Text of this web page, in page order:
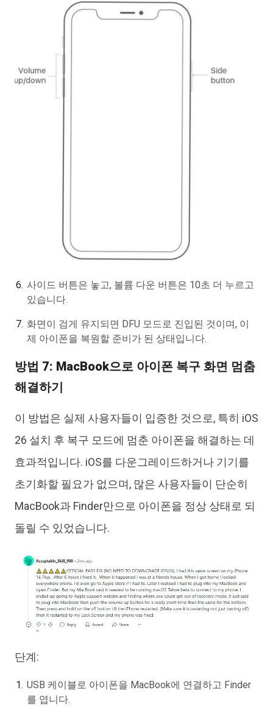
사이드 버튼은 놓고, 볼륨 다운 버튼은 10초 더 누르고
있습니다.
화면이 검게 유지되면 DFU 모드로 진입된 것이며, 이
제 아이폰을 복원할 준비가 된 상태입니다.
방법 7: MacBook으로 아이폰 복구 화면 멈춤
해결하기
이 방법은 실제 사용자들이 입증한 것으로, 특히 iOS
26 설치 후 복구 모드에 멈춘 아이폰을 해결하는 데
효과적입니다. iOS를 다운그레이드하거나 기기를
초기화할 필요가 없으며, 많은 사용자들이 단순히
MacBook과 Finder만으로 아이폰을 정상 상태로 되
돌릴 수 있었습니다.
단계:
USB 케이블로 아이폰을 MacBook에 연결하고 Finder
를 엽니다.